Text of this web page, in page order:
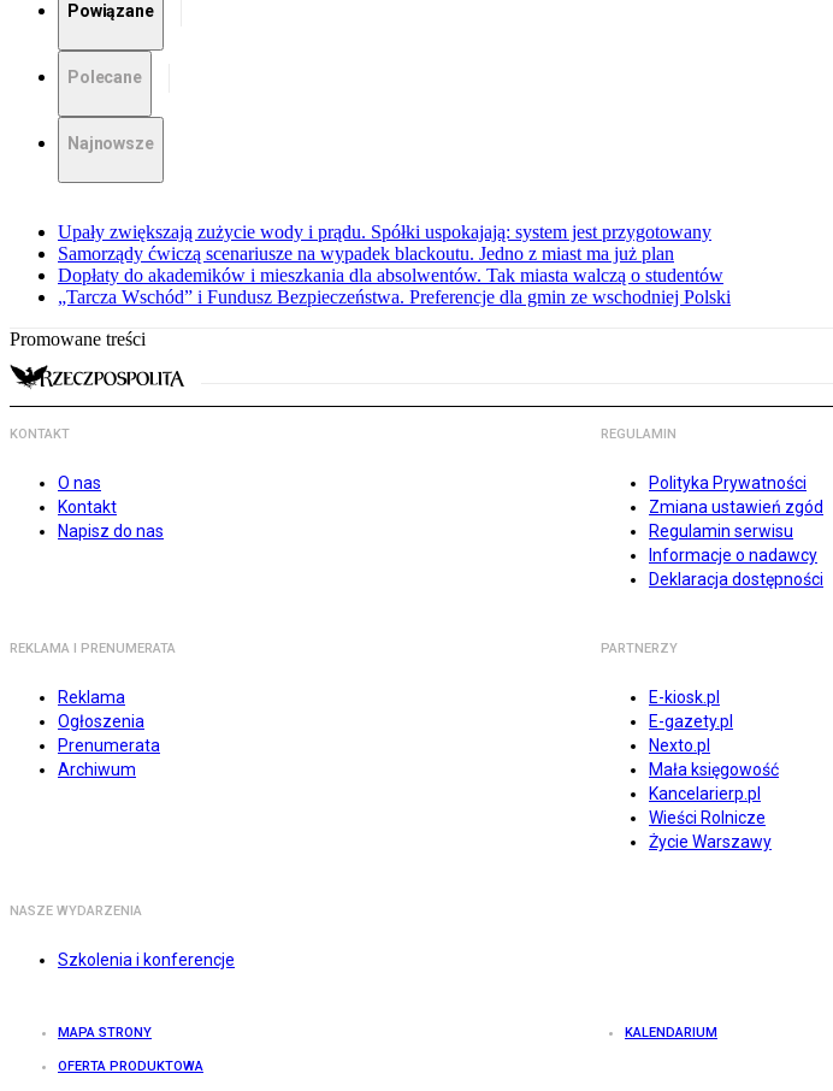
Powiązane
Polecane
Najnowsze
Upały zwiększają zużycie wody i prądu. Spółki uspokajają: system jest przygotowany
Samorządy ćwiczą scenariusze na wypadek blackoutu. Jedno z miast ma już plan
Dopłaty do akademików i mieszkania dla absolwentów. Tak miasta walczą o studentów
„Tarcza Wschód” i Fundusz Bezpieczeństwa. Preferencje dla gmin ze wschodniej Polski
Promowane treści
KONTAKT
O nas
Kontakt
Napisz do nas
REGULAMIN
Polityka Prywatności
Zmiana ustawień zgód
Regulamin serwisu
Informacje o nadawcy
Deklaracja dostępności
REKLAMA I PRENUMERATA
Reklama
Ogłoszenia
Prenumerata
Archiwum
PARTNERZY
E-kiosk.pl
E-gazety.pl
Nexto.pl
Mała księgowość
Kancelarierp.pl
Wieści Rolnicze
Życie Warszawy
NASZE WYDARZENIA
Szkolenia i konferencje
MAPA STRONY KALENDARIUM
OFERTA PRODUKTOWA